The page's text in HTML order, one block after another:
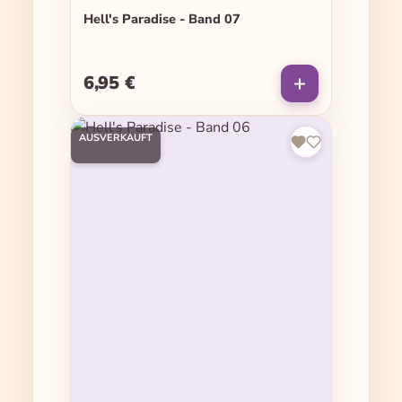
Hell's Paradise - Band 07
Regulärer Preis:
6,95 €
AUSVERKAUFT